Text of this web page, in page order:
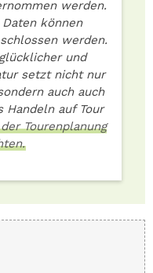
werden.
können
werden.
und
setzt nicht nur
auch auch
auf Tour
Tourenplanung